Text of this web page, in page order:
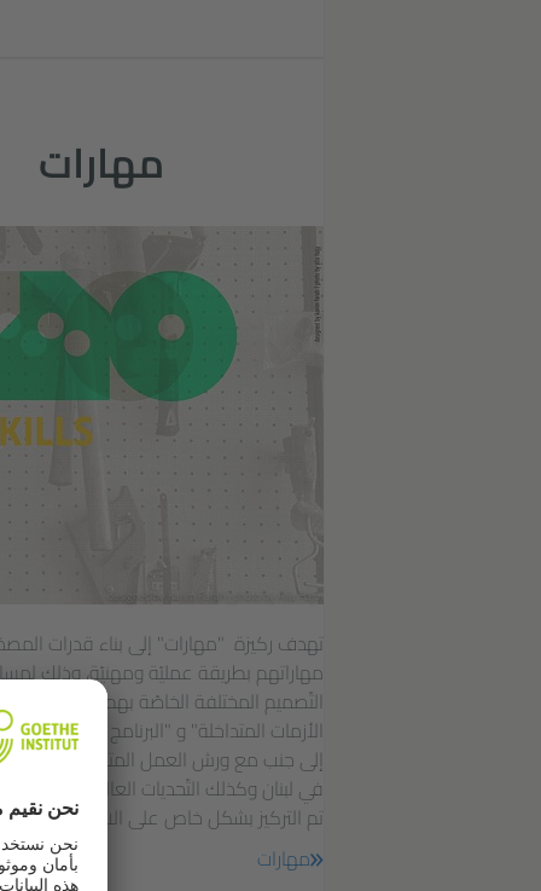
مهارات
designed by Karim Farah | photo by Alia Haju
تهدف ركيزة "مهارات" إلى بناء قدرات
مهاراتهم بطريقة عمليّة ومهنيّة، وذلك
التّصميم المختلفة الخاصّة بهم. وتشكّل
الأزمات المتداخلة" و "البرنامج الحاضن
إلى جنب مع ورش العمل المتخصّصة، وبرامج
في لبنان وكذلك التّحديات العالمية
تم التركيز بشكل خاص على الاستدامة
مهارات